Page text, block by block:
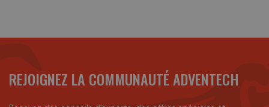
REJOIGNEZ LA COMMUNAUTÉ ADVENTECH